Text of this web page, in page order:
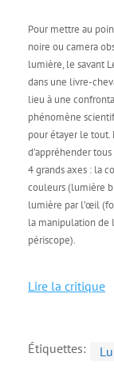
Pour mettre au
noire ou camera
lumière, le savant
dans une livre-
lieu à une
phénomène
pour étayer le
d’appréhender
4 grands axes : la
couleurs (lumière
lumière par l’œil
la manipulation de
périscope).
Lire la critique
Étiquettes: